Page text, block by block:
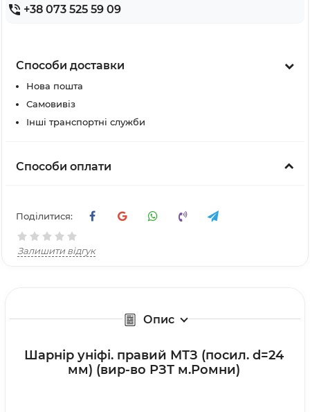
+38 073 525 59 09
Способи доставки
Нова пошта
Самовивіз
Інші транспортні служби
Способи оплати
Поділитися:
Залишити відгук
Опис
Шарнір уніфі. правий МТЗ (посил. d=24
мм) (вир-во РЗТ м.Ромни)